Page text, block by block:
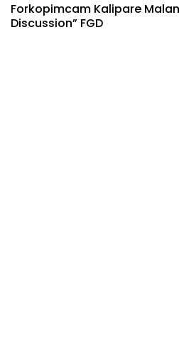
Forkopimcam Kalipare
Discussion” FGD